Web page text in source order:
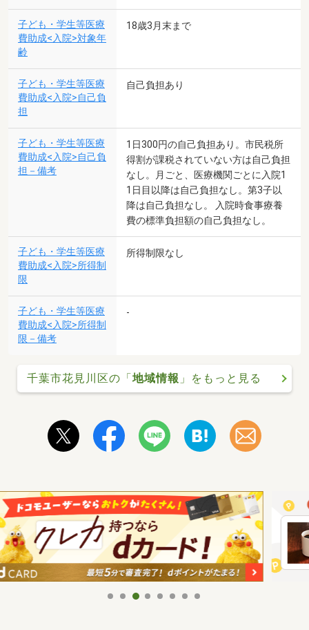
子ども・学生等医療
費助成<入院>対象年
齢
18歳3月末まで
子ども・学生等医療
費助成<入院>自己負
担
自己負担あり
子ども・学生等医療
費助成<入院>自己負
担－備考
1日300円の自己負担あり。市民税所
得割が課税されていない方は自己負担
なし。月ごと、医療機関ごとに入院1
1日目以降は自己負担なし。第3子以
降は自己負担なし。 入院時食事療養
費の標準負担額の自己負担なし。
子ども・学生等医療
費助成<入院>所得制
限
所得制限なし
子ども・学生等医療
費助成<入院>所得制
限－備考
-
千葉市花見川区の「地域情報 」をもっと見る